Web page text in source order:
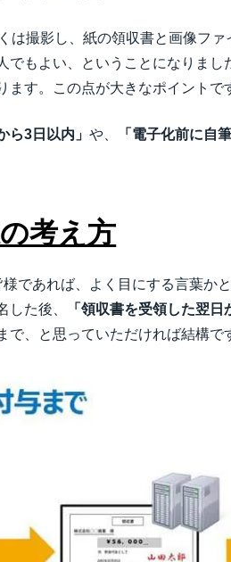
撮影し、紙の領収書と画像フ
もよい、ということになりまし
す。この点が大きなポイントで
ら3日以内」や、
「電子化前に自
考え方
であれば、よく目にする言葉かと
した後、 「領収書を受領した翌日
、と思っていただければ結構で